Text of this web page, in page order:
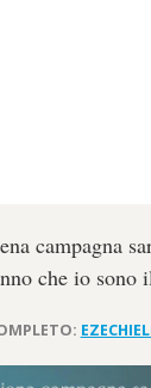
campagna
che io sono